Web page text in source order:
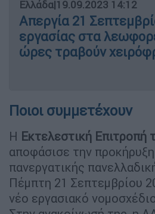
Ελλάδα|19.09.2023 14:12
Απεργία 21
εργασίας στα
ώρες τραβούν
Ποιοι συμμετέχουν
Η Εκτελεστική Επιτροπή
αποφάσισε την
πανεργατικής
Πέμπτη 21 Σεπτεμβρίου
νέο εργασιακό